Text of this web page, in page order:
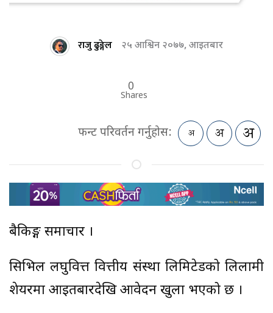
राजु ढुङ्गेल २५ आश्विन २०७७, आइतबार
0
Shares
फन्ट परिवर्तन गर्नुहोस:
बैकिङ्ग समाचार ।
सिभिल लघुवित्त वित्तीय संस्था लिमिटेडको लिलामी
शेयरमा आइतबारदेखि आवेदन खुला भएको छ ।